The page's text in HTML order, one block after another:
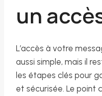
un
L’accès à votre
aussi simple, mais il
les étapes clés pour
et sécurisée. Le point